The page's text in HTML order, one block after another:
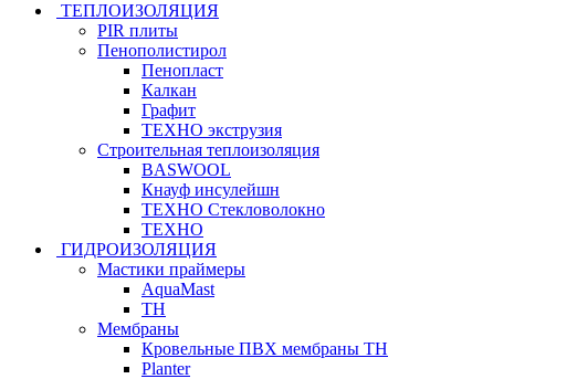
ТЕПЛОИЗОЛЯЦИЯ
PIR плиты
Пенополистирол
Пенопласт
Калкан
Графит
ТЕХНО экструзия
Строительная теплоизоляция
BASWOOL
Кнауф инсулейшн
ТЕХНО Стекловолокно
ТЕХНО
ГИДРОИЗОЛЯЦИЯ
Мастики праймеры
AquaMast
ТН
Мембраны
Кровельные ПВХ мембраны ТН
Planter